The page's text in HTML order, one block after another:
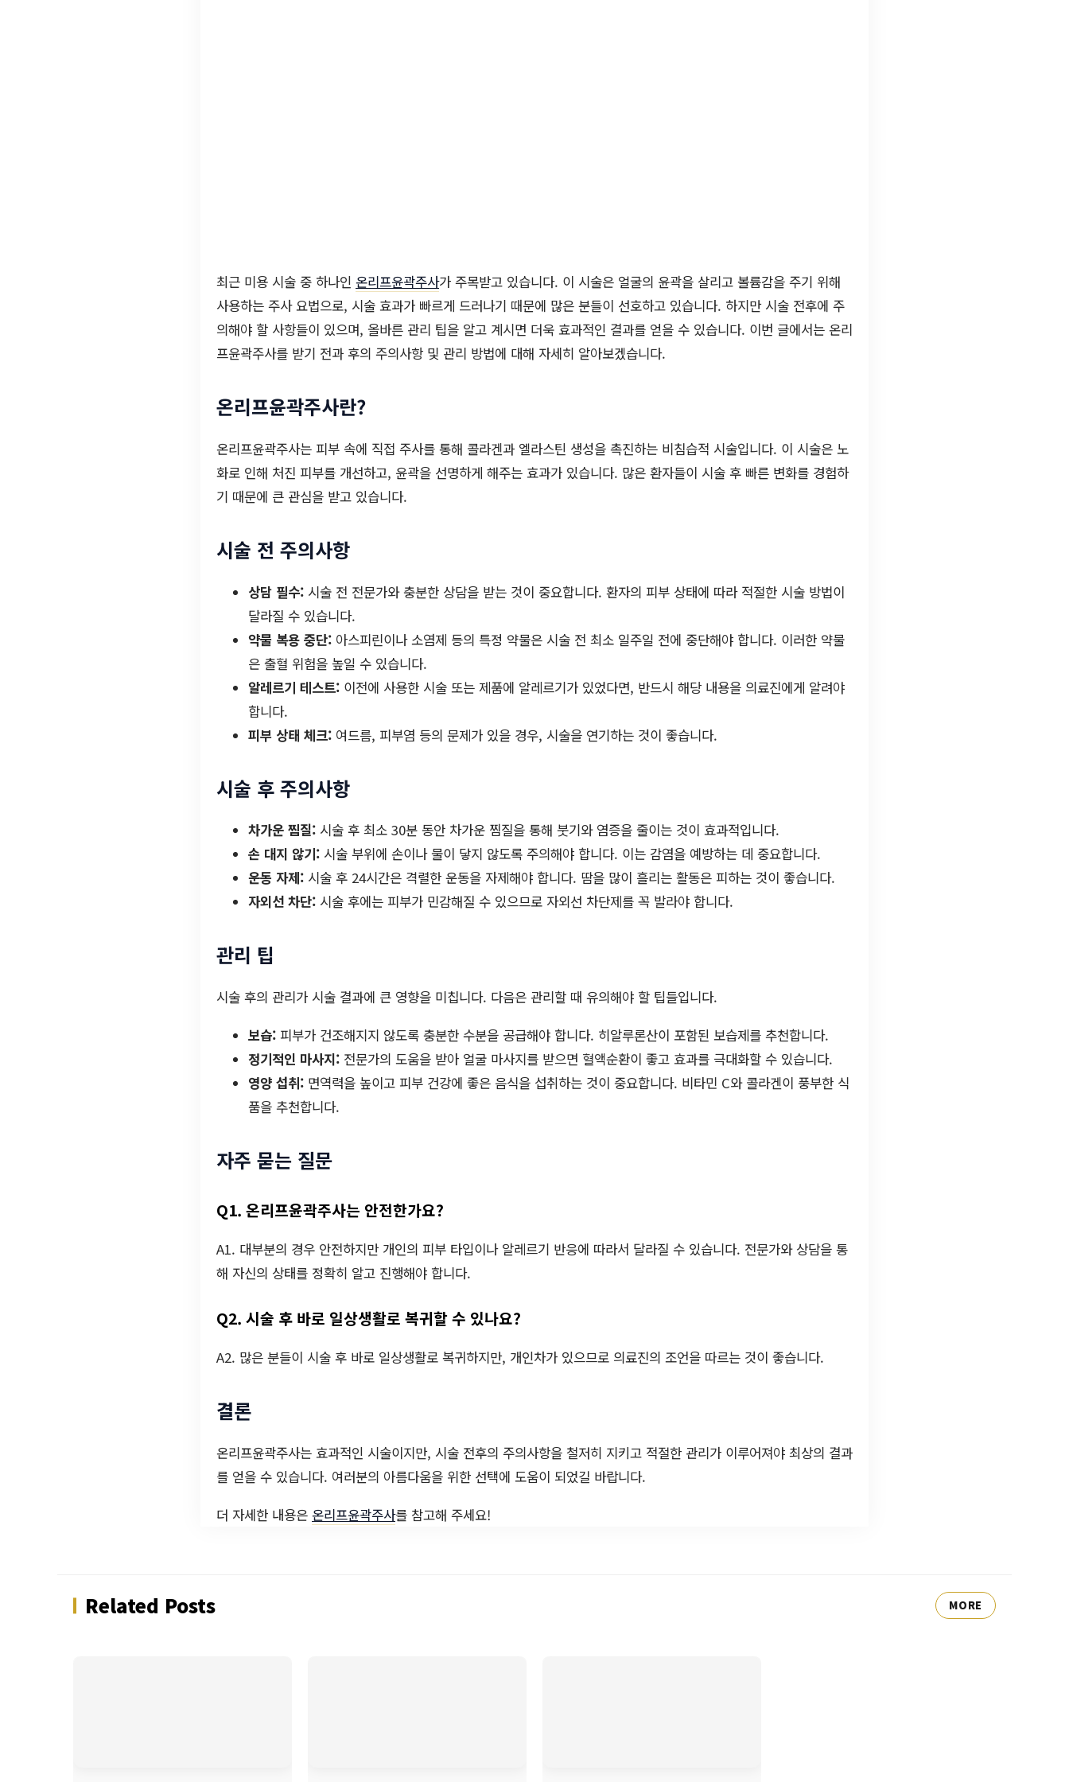
최근 미용 시술 중 하나인 온리프윤곽주사가 주목받고 있습니다. 이 시술은 얼굴의 윤곽을 살리고 볼륨감을 주기 위해
사용하는 주사 요법으로, 시술 효과가 빠르게 드러나기 때문에 많은 분들이 선호하고 있습니다. 하지만 시술 전후에 주
의해야 할 사항들이 있으며, 올바른 관리 팁을 알고 계시면 더욱 효과적인 결과를 얻을 수 있습니다. 이번 글에서는 온리
프윤곽주사를 받기 전과 후의 주의사항 및 관리 방법에 대해 자세히 알아보겠습니다.
온리프윤곽주사란?
온리프윤곽주사는 피부 속에 직접 주사를 통해 콜라겐과 엘라스틴 생성을 촉진하는 비침습적 시술입니다. 이 시술은 노
화로 인해 처진 피부를 개선하고, 윤곽을 선명하게 해주는 효과가 있습니다. 많은 환자들이 시술 후 빠른 변화를 경험하
기 때문에 큰 관심을 받고 있습니다.
시술 전 주의사항
상담 필수: 시술 전 전문가와 충분한 상담을 받는 것이 중요합니다. 환자의 피부 상태에 따라 적절한 시술 방법이
달라질 수 있습니다.
약물 복용 중단: 아스피린이나 소염제 등의 특정 약물은 시술 전 최소 일주일 전에 중단해야 합니다. 이러한 약물
은 출혈 위험을 높일 수 있습니다.
알레르기 테스트: 이전에 사용한 시술 또는 제품에 알레르기가 있었다면, 반드시 해당 내용을 의료진에게 알려야
합니다.
피부 상태 체크: 여드름, 피부염 등의 문제가 있을 경우, 시술을 연기하는 것이 좋습니다.
시술 후 주의사항
차가운 찜질: 시술 후 최소 30분 동안 차가운 찜질을 통해 붓기와 염증을 줄이는 것이 효과적입니다.
손 대지 않기: 시술 부위에 손이나 물이 닿지 않도록 주의해야 합니다. 이는 감염을 예방하는 데 중요합니다.
운동 자제: 시술 후 24시간은 격렬한 운동을 자제해야 합니다. 땀을 많이 흘리는 활동은 피하는 것이 좋습니다.
자외선 차단: 시술 후에는 피부가 민감해질 수 있으므로 자외선 차단제를 꼭 발라야 합니다.
관리 팁
시술 후의 관리가 시술 결과에 큰 영향을 미칩니다. 다음은 관리할 때 유의해야 할 팁들입니다.
보습: 피부가 건조해지지 않도록 충분한 수분을 공급해야 합니다. 히알루론산이 포함된 보습제를 추천합니다.
정기적인 마사지: 전문가의 도움을 받아 얼굴 마사지를 받으면 혈액순환이 좋고 효과를 극대화할 수 있습니다.
영양 섭취: 면역력을 높이고 피부 건강에 좋은 음식을 섭취하는 것이 중요합니다. 비타민 C와 콜라겐이 풍부한 식
품을 추천합니다.
자주 묻는 질문
Q1. 온리프윤곽주사는 안전한가요?
A1. 대부분의 경우 안전하지만 개인의 피부 타입이나 알레르기 반응에 따라서 달라질 수 있습니다. 전문가와 상담을 통
해 자신의 상태를 정확히 알고 진행해야 합니다.
Q2. 시술 후 바로 일상생활로 복귀할 수 있나요?
A2. 많은 분들이 시술 후 바로 일상생활로 복귀하지만, 개인차가 있으므로 의료진의 조언을 따르는 것이 좋습니다.
결론
온리프윤곽주사는 효과적인 시술이지만, 시술 전후의 주의사항을 철저히 지키고 적절한 관리가 이루어져야 최상의 결과
를 얻을 수 있습니다. 여러분의 아름다움을 위한 선택에 도움이 되었길 바랍니다.
더 자세한 내용은 온리프윤곽주사를 참고해 주세요!
Related Posts MORE